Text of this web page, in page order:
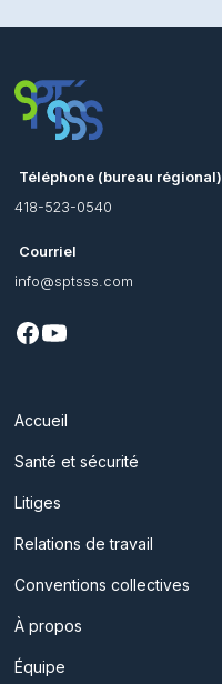
Téléphone (bureau régional)
418-523-0540
Courriel
info@sptsss.com
Accueil
Santé et sécurité
Litiges
Relations de travail
Conventions collectives
À propos
Équipe